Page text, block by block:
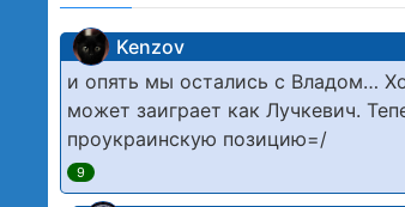
Kenzov
и опять мы остались с Владом…
может заиграет как Лучкевич.
проукраинскую позицию=/
9